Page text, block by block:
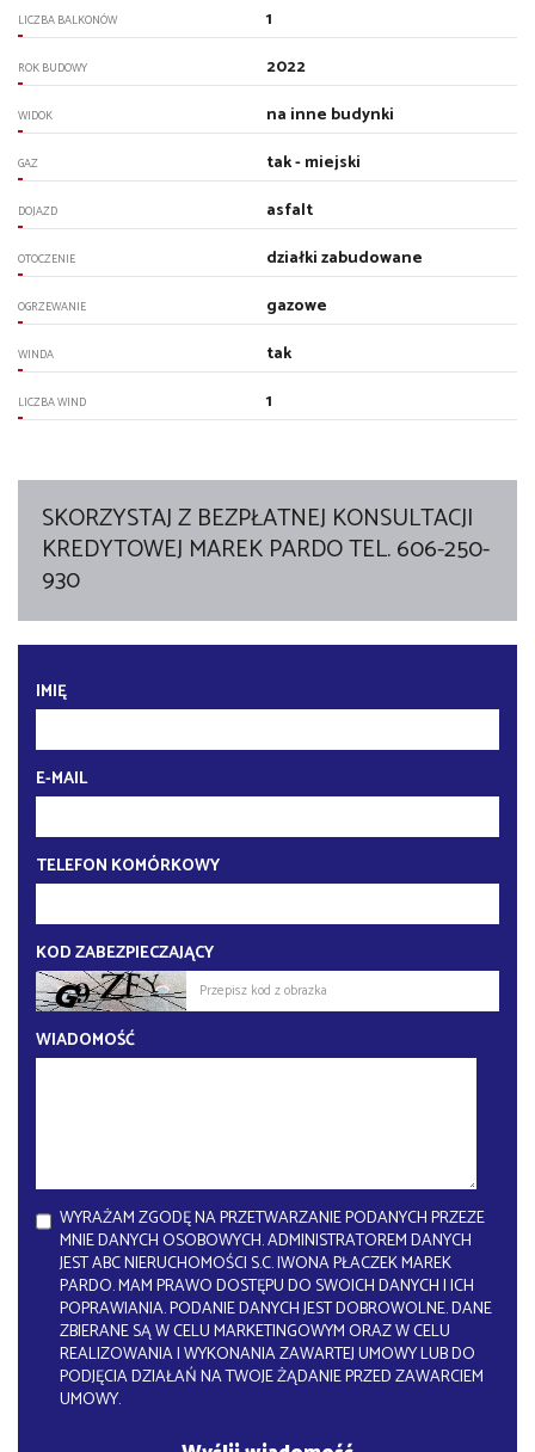
LICZBA BALKONÓW 1
ROK BUDOWY 2022
WIDOK na inne budynki
GAZ tak - miejski
DOJAZD asfalt
OTOCZENIE działki zabudowane
OGRZEWANIE gazowe
WINDA tak
LICZBA WIND 1
SKORZYSTAJ Z BEZPŁATNEJ KONSULTACJI
KREDYTOWEJ MAREK PARDO TEL. 606-250-
930
IMIĘ
E-MAIL
TELEFON KOMÓRKOWY
KOD ZABEZPIECZAJĄCY
WIADOMOŚĆ
WYRAŻAM ZGODĘ NA PRZETWARZANIE PODANYCH PRZEZE
MNIE DANYCH OSOBOWYCH. ADMINISTRATOREM DANYCH
JEST ABC NIERUCHOMOŚCI S.C. IWONA PŁACZEK MAREK
PARDO. MAM PRAWO DOSTĘPU DO SWOICH DANYCH I ICH
POPRAWIANIA. PODANIE DANYCH JEST DOBROWOLNE. DANE
ZBIERANE SĄ W CELU MARKETINGOWYM ORAZ W CELU
REALIZOWANIA I WYKONANIA ZAWARTEJ UMOWY LUB DO
PODJĘCIA DZIAŁAŃ NA TWOJE ŻĄDANIE PRZED ZAWARCIEM
UMOWY.